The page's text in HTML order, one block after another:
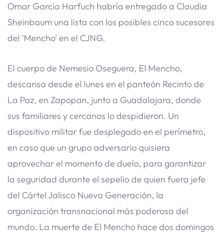
Omar García Harfuch habría entregado a Claudia
Sheinbaum una lista con los posibles cinco sucesores
del ‘Mencho’ en el CJNG.
El cuerpo de Nemesio Oseguera, El Mencho,
descansa desde el lunes en el panteón Recinto de
La Paz, en Zapopan, junto a Guadalajara, donde
sus familiares y cercanos lo despidieron. Un
dispositivo militar fue desplegado en el perímetro,
en caso que un grupo adversario quisiera
aprovechar el momento de duelo, para garantizar
la seguridad durante el sepelio de quien fuera jefe
del Cártel Jalisco Nueva Generación, la
organización transnacional más poderosa del
mundo. La muerte de El Mencho hace dos domingos